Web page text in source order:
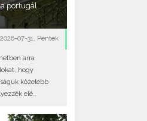
portugál
2026-07-31, Péntek
arra
hogy
közelebb
elé..